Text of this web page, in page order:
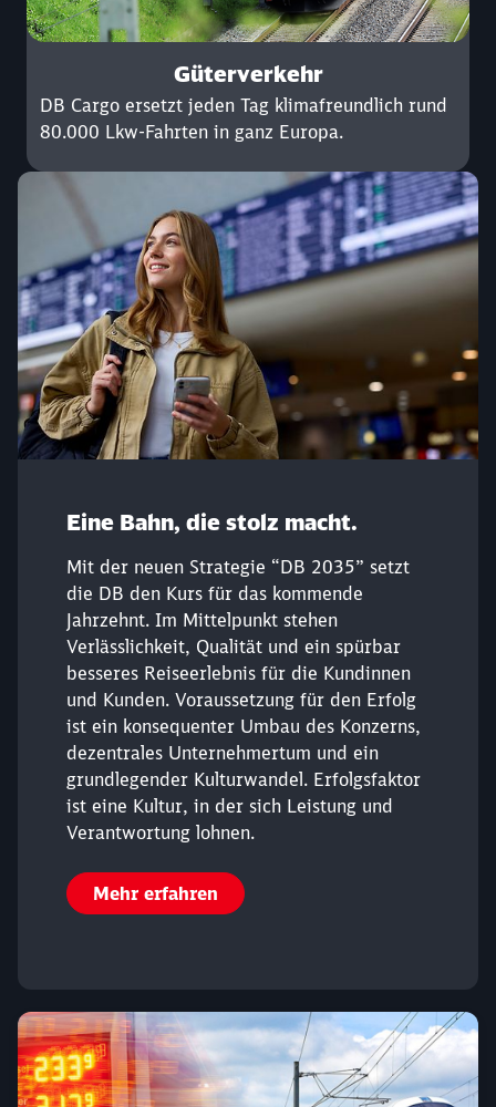
Güterverkehr
DB Cargo ersetzt jeden Tag klimafreundlich rund
80.000 Lkw-Fahrten in ganz Europa.
Eine Bahn, die stolz macht.
Mit der neuen Strategie “DB 2035” setzt
die DB den Kurs für das kommende
Jahrzehnt. Im Mittelpunkt stehen
Verlässlichkeit, Qualität und ein spürbar
besseres Reiseerlebnis für die Kundinnen
und Kunden. Voraussetzung für den Erfolg
ist ein konsequenter Umbau des Konzerns,
dezentrales Unternehmertum und ein
grundlegender Kulturwandel. Erfolgsfaktor
ist eine Kultur, in der sich Leistung und
Verantwortung lohnen.
Mehr erfahren
Möchten Sie zu
weitergeleitet
werden?
Abbrechen Weiter